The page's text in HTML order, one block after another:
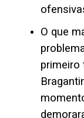
O que
primeiro